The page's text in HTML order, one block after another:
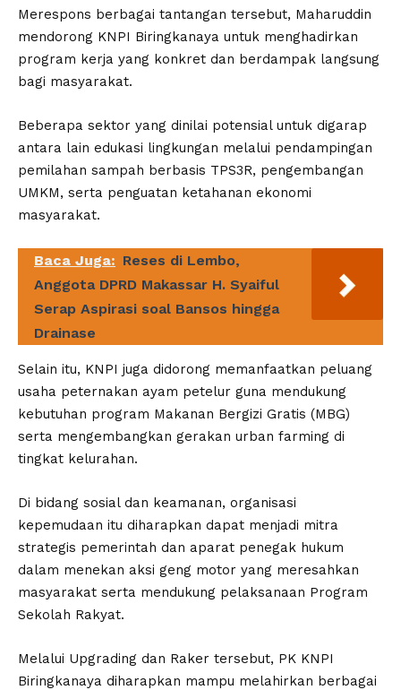
Merespons berbagai tantangan tersebut, Maharuddin
mendorong KNPI Biringkanaya untuk menghadirkan
program kerja yang konkret dan berdampak langsung
bagi masyarakat.
Beberapa sektor yang dinilai potensial untuk digarap
antara lain edukasi lingkungan melalui pendampingan
pemilahan sampah berbasis TPS3R, pengembangan
UMKM, serta penguatan ketahanan ekonomi
masyarakat.
Baca Juga: Reses di Lembo,
Anggota DPRD Makassar H. Syaiful
Serap Aspirasi soal Bansos hingga
Drainase
Selain itu, KNPI juga didorong memanfaatkan peluang
usaha peternakan ayam petelur guna mendukung
kebutuhan program Makanan Bergizi Gratis (MBG)
serta mengembangkan gerakan urban farming di
tingkat kelurahan.
Di bidang sosial dan keamanan, organisasi
kepemudaan itu diharapkan dapat menjadi mitra
strategis pemerintah dan aparat penegak hukum
dalam menekan aksi geng motor yang meresahkan
masyarakat serta mendukung pelaksanaan Program
Sekolah Rakyat.
Melalui Upgrading dan Raker tersebut, PK KNPI
Biringkanaya diharapkan mampu melahirkan berbagai